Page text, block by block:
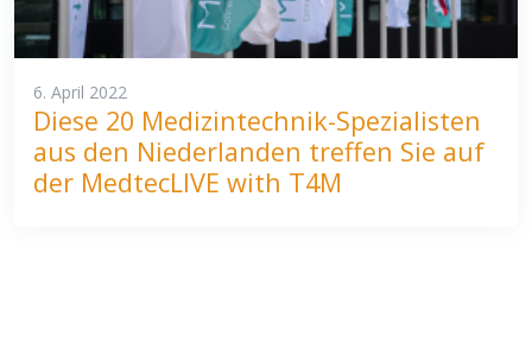
6. April 2022
Diese 20 Medizintechnik-Spezialisten
aus den Niederlanden treffen Sie auf
der MedtecLIVE with T4M